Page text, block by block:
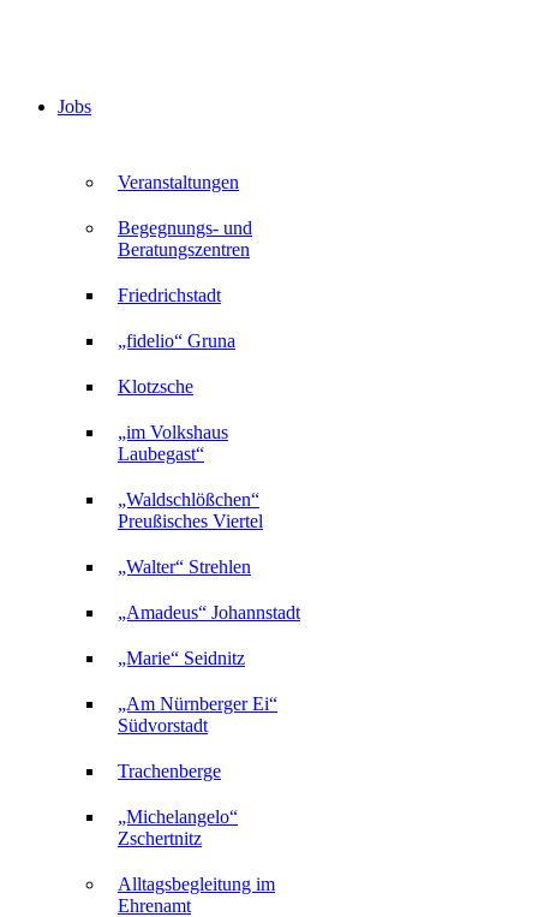
Veranstaltungen
Begegnungs- und
Beratungszentren
Friedrichstadt
„fidelio“ Gruna
Klotzsche
„im Volkshaus
Laubegast“
„Waldschlößchen“
Preußisches Viertel
„Walter“ Strehlen
„Amadeus“ Johannstadt
„Marie“ Seidnitz
„Am Nürnberger Ei“
Südvorstadt
Trachenberge
„Michelangelo“
Zschertnitz
Alltagsbegleitung im
Ehrenamt
Jobs